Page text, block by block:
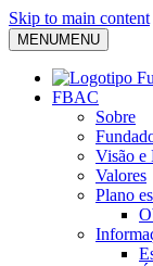
Skip to main content
MENUMENU
FBAC
Sobre
Visão e
Valores
Plano